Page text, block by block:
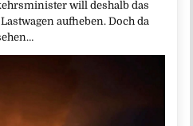
will deshalb das
aufheben. Doch da